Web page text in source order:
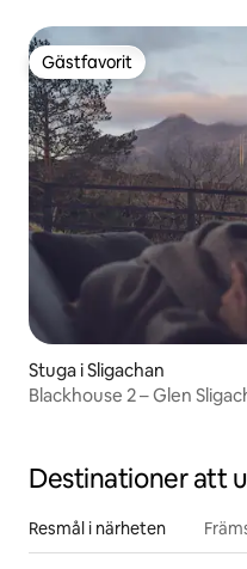
Gästfavorit
Gästfavorit
Stuga i Sligachan
Blackhouse 2 – Glen
Destinationer att
Resmål i närheten